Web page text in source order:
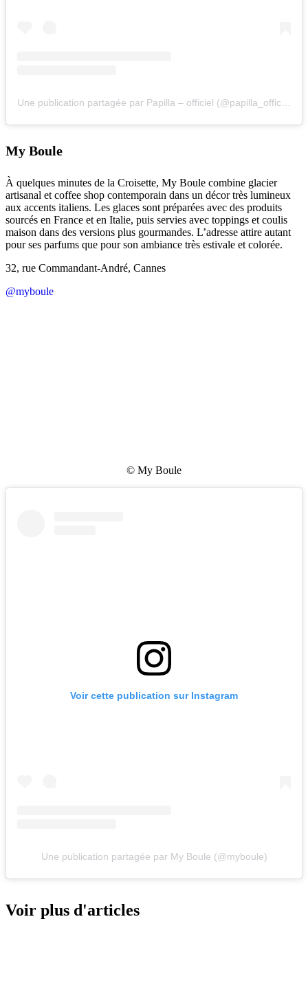
My Boule
À quelques minutes de la Croisette, My Boule combine glacier
artisanal et coffee shop contemporain dans un décor très lumineux
aux accents italiens. Les glaces sont préparées avec des produits
sourcés en France et en Italie, puis servies avec toppings et coulis
maison dans des versions plus gourmandes. L’adresse attire autant
pour ses parfums que pour son ambiance très estivale et colorée.
32, rue Commandant-André, Cannes
@myboule
© My Boule
Voir cette publication sur Instagram
Une publication partagée par My Boule (@myboule)
Voir plus d'articles